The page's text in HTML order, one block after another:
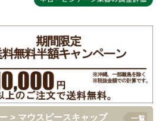
> マウスピースキャップ 一覧